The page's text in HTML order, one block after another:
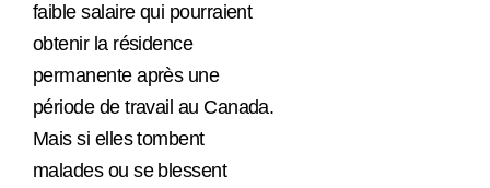
faible salaire qui pourraient
obtenir la résidence
permanente après une
période de travail au Canada.
Mais si elles tombent
malades ou se blessent